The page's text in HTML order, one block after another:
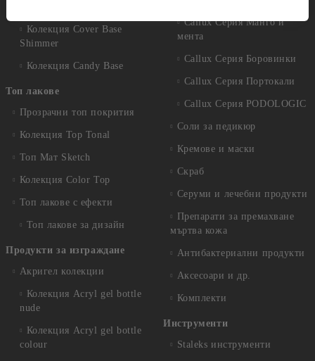
Колекция Cover Base
Shimmer
Колекция Candy Base
Топ лакове
Прозрачни топ покрития
Колекция Top Tonal
Топ Мат Sketch
Колекция Color Top
Топ лакове с ефекти
Топ лакове за дизайн
Продукти за изграждане
Акригел колекции
Колекция Acryl gel bottle
nude
Колекция Acryl gel bottle
colour
Callux Серия Манго и
мента
Callux Серия Боровинки
Callux Серия Портокали
Callux Серия PODOLOGIC
Соли за педикюр
Кремове и маски
Скраб
Серуми и лечебни продукти
Препарати за премахване
мъртва кожа
Антибактериални продукти
Аксесоари и др.
Комплекти
Инструменти
Staleks инструменти